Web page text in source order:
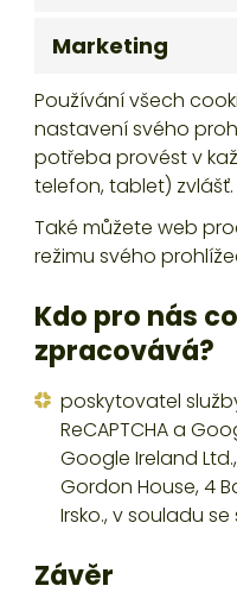
Marketing
Používání všech
nastavení svého
potřeba provést v
telefon, tablet) zvlášť.
Také můžete web
režimu svého
Kdo pro nás
zpracovává?
poskytovatel
ReCAPTCHA a
Google Ireland
Gordon House, 4
Irsko., v souladu se
Závěr